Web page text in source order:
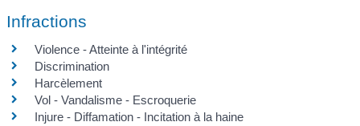
Infractions
Violence - Atteinte à l'intégrité
Discrimination
Harcèlement
Vol - Vandalisme - Escroquerie
Injure - Diffamation - Incitation à la haine